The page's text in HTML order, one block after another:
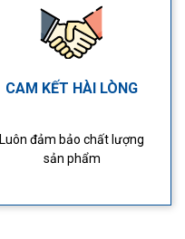
CAM KẾT HÀI LÒNG
Luôn đảm bảo chất lượng
sản phẩm